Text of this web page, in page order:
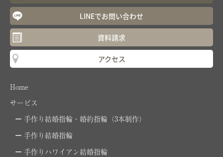
LINEでお問い合わせ
資料請求
アクセス
Home
サービス
手作り結婚指輪・婚約指輪（3本制作）
手作り結婚指輪
手作りハワイアン結婚指輪